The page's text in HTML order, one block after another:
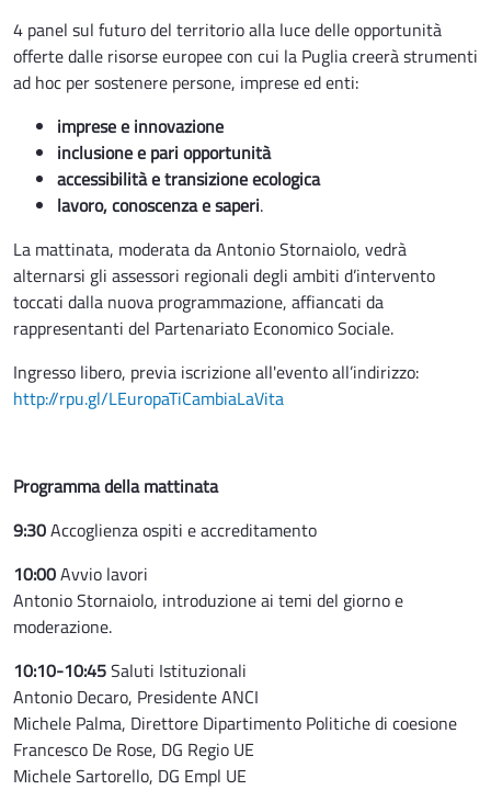
4 panel sul futuro del territorio alla luce delle opportunità
offerte dalle risorse europee con cui la Puglia creerà strumenti
ad hoc per sostenere persone, imprese ed enti:
imprese e innovazione
inclusione e pari opportunità
accessibilità e transizione ecologica
lavoro, conoscenza e saperi.
La mattinata, moderata da Antonio Stornaiolo, vedrà
alternarsi gli assessori regionali degli ambiti d’intervento
toccati dalla nuova programmazione, affiancati da
rappresentanti del Partenariato Economico Sociale.
Ingresso libero, previa iscrizione all'evento all’indirizzo:
http://rpu.gl/LEuropaTiCambiaLaVita
Programma della mattinata
9:30Accoglienza ospiti e accreditamento
10:00Avvio lavori
Antonio Stornaiolo, introduzione ai temi del giorno e
moderazione.
10:10-10:45Saluti Istituzionali
Antonio Decaro, Presidente ANCI
Michele Palma, Direttore Dipartimento Politiche di coesione
Francesco De Rose, DG Regio UE
Michele Sartorello, DG Empl UE